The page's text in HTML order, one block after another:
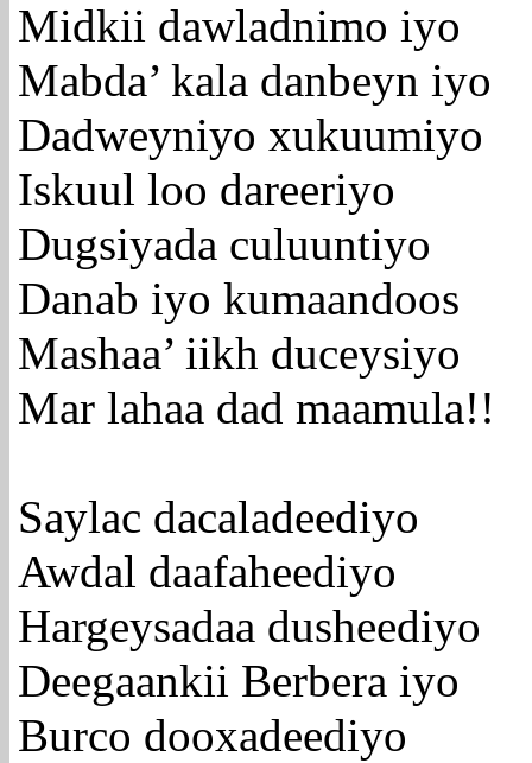
Midkii dawladnimo iyo
Mabda’ kala danbeyn iyo
Dadweyniyo xukuumiyo
Iskuul loo dareeriyo
Dugsiyada culuuntiyo
Danab iyo kumaandoos
Mashaa’ iikh duceysiyo
Mar lahaa dad maamula!!
Saylac dacaladeediyo
Awdal daafaheediyo
Hargeysadaa dusheediyo
Deegaankii Berbera iyo
Burco dooxadeediyo